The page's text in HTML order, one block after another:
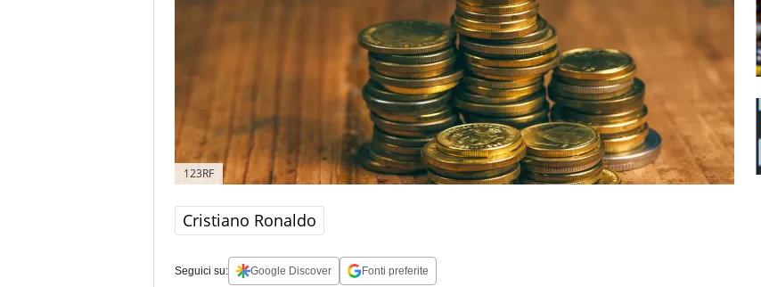
123RF
Cristiano Ronaldo
Seguici su: Google Discover Fonti preferite